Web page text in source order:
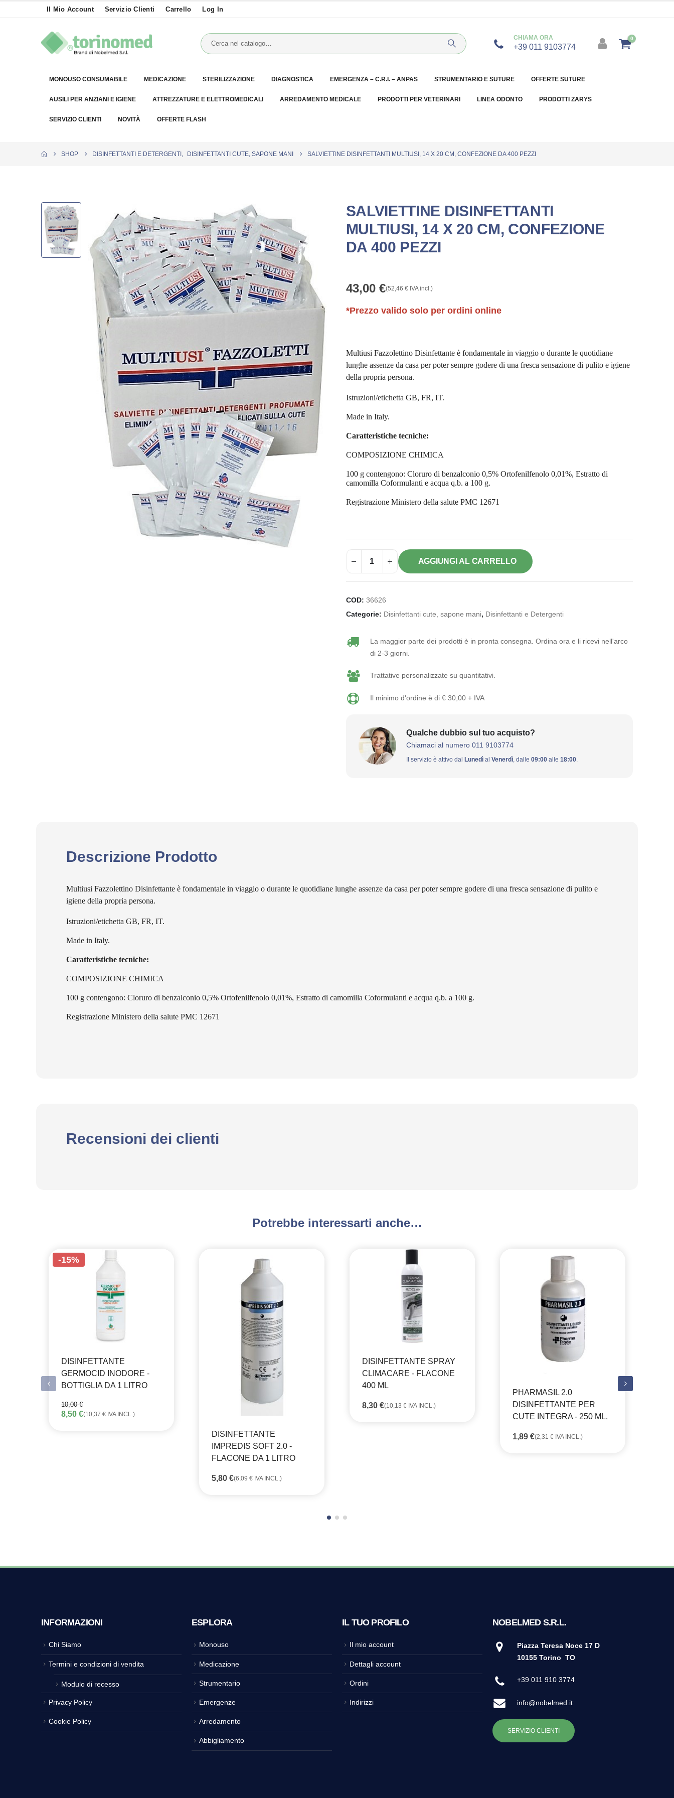
Il Mio Account Servizio Clienti Carrello Log In
CHIAMA ORA
+39 011 9103774
0
MONOUSO CONSUMABILE MEDICAZIONE STERILIZZAZIONE DIAGNOSTICA EMERGENZA – C.R.I. – ANPAS STRUMENTARIO E SUTURE OFFERTE SUTURE
AUSILI PER ANZIANI E IGIENE ATTREZZATURE E ELETTROMEDICALI ARREDAMENTO MEDICALE PRODOTTI PER VETERINARI LINEA ODONTO PRODOTTI ZARYS
SERVIZIO CLIENTI NOVITÀ OFFERTE FLASH
SHOP DISINFETTANTI E DETERGENTI DISINFETTANTI CUTE, SAPONE MANI SALVIETTINE DISINFETTANTI MULTIUSI, 14 X 20 CM, CONFEZIONE DA 400 PEZZI
SALVIETTINE DISINFETTANTI
MULTIUSI, 14 X 20 CM, CONFEZIONE
DA 400 PEZZI
43,00 €(52,46 €IVA incl.)
*Prezzo valido solo per ordini online
Multiusi Fazzolettino Disinfettante è fondamentale in viaggio o durante le quotidiane
lunghe assenze da casa per poter sempre godere di una fresca sensazione di pulito e igiene
della propria persona.
Istruzioni/etichetta GB, FR, IT.
Made in Italy.
Caratteristiche tecniche:
COMPOSIZIONE CHIMICA
100 g contengono: Cloruro di benzalconio 0,5% Ortofenilfenolo 0,01%, Estratto di
camomilla Coformulanti e acqua q.b. a 100 g.
Registrazione Ministero della salute PMC 12671
AGGIUNGI AL CARRELLO
COD: 36626
Categorie: Disinfettanti cute, sapone mani, Disinfettanti e Detergenti
La maggior parte dei prodotti è in pronta consegna. Ordina ora e li ricevi nell'arco
di 2-3 giorni.
Trattative personalizzate su quantitativi.
Il minimo d'ordine è di € 30,00 + IVA
Qualche dubbio sul tuo acquisto?
Chiamaci al numero 011 9103774
Il servizio è attivo dal Lunedìal Venerdì, dalle 09:00alle 18:00.
Descrizione Prodotto
Multiusi Fazzolettino Disinfettante è fondamentale in viaggio o durante le quotidiane lunghe assenze da casa per poter sempre godere di una fresca sensazione di pulito e
igiene della propria persona.
Istruzioni/etichetta GB, FR, IT.
Made in Italy.
Caratteristiche tecniche:
COMPOSIZIONE CHIMICA
100 g contengono: Cloruro di benzalconio 0,5% Ortofenilfenolo 0,01%, Estratto di camomilla Coformulanti e acqua q.b. a 100 g.
Registrazione Ministero della salute PMC 12671
Recensioni dei clienti
Potrebbe interessarti anche…
-15%
DISINFETTANTE
GERMOCID INODORE -
BOTTIGLIA DA 1 LITRO
10,00€
IL
8,50 €
IL
(10,37 € IVA INCL.)
DISINFETTANTE
IMPREDIS SOFT 2.0 -
FLACONE DA 1 LITRO
5,80 €(6,09 € IVA INCL.)
DISINFETTANTE SPRAY
CLIMACARE - FLACONE
400 ML
8,30 €(10,13 € IVA INCL.)
PHARMASIL 2.0
DISINFETTANTE PER
CUTE INTEGRA - 250 ML.
1,89 €(2,31 € IVA INCL.)
INFORMAZIONI
Chi Siamo
Termini e condizioni di vendita
Modulo di recesso
Privacy Policy
Cookie Policy
ESPLORA
Monouso
Medicazione
Strumentario
Emergenze
Arredamento
Abbigliamento
IL TUO PROFILO
Il mio account
Dettagli account
Ordini
Indirizzi
NOBELMED S.R.L.
Piazza Teresa Noce 17 D
10155 Torino TO
+39 011 910 3774
info@nobelmed.it
SERVIZIO CLIENTI